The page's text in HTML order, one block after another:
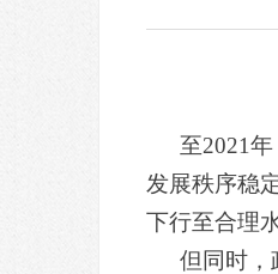
至2021
发展秩序稳
下行至合理
但同时，